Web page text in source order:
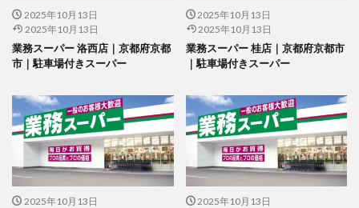
2025年10月13日
2025年10月13日
業務スーパー 洛西店｜京都府京都
市｜駐車場付きスーパー
2025年10月13日
2025年10月13日
業務スーパー 桂店｜京都府京都市
｜駐車場付きスーパー
2025年10月13日
2025年10月13日